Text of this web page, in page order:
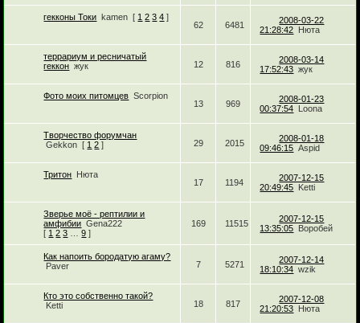
гекконы Токи kamen [ 1 2 3 4 ]
62
6481
2008-03-22
21:28:42 Нюта
террариум и ресничатый
геккон жук 12 816
2008-03-14
17:52:43 жук
Фото моих питомцев Scorpion
13
969
2008-01-23
00:37:54 Loona
Творчество форумчан
Gekkon [ 1 2 ] 29 2015
2008-01-18
09:46:15 Aspid
Тритон Нюта
17
1194
2007-12-15
20:49:45 Ketti
Зверье моё - рептилии и
амфибии Gena222
[ 1 2 3 9 ]
169 11515
2007-12-15
13:35:05 Воробей
Как напоить бородатую агаму?
Paver
7 5271
2007-12-14
18:10:34 wzik
Кто это собственно такой?
Ketti
18 817
2007-12-08
21:20:53 Нюта